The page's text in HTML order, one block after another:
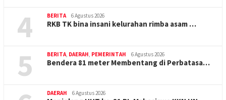
4 BERITA 6 Agustus 2026
RKB TK bina insani kelurahan rimba asam …
5 BERITA DAERAH PEMERINTAH 6 Agustus 2026
Bendera 81 meter Membentang di Perbatasa…
DAERAH 6 Agustus 2026